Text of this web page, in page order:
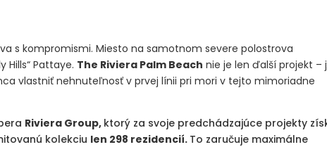
s kompromismi. Miesto na samotnom severe polostrova
Hills“ Pattaye. The Riviera Palm Beach nie je len ďalší projekt –
vlastniť nehnuteľnosť v prvej línii pri mori v tejto mimoriadne
Riviera Group, ktorý za svoje predchádzajúce projekty
kolekciu len 298 rezidencií. To zaručuje maximálne